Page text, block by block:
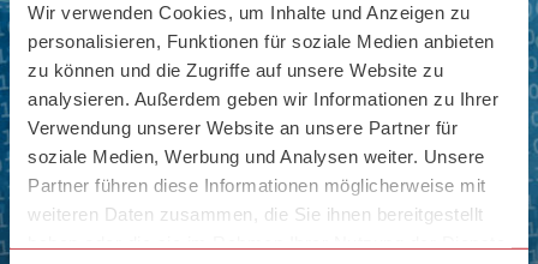
Wir verwenden Cookies, um Inhalte und Anzeigen zu
personalisieren, Funktionen für soziale Medien anbieten
zu können und die Zugriffe auf unsere Website zu
analysieren. Außerdem geben wir Informationen zu Ihrer
Verwendung unserer Website an unsere Partner für
soziale Medien, Werbung und Analysen weiter. Unsere
Partner führen diese Informationen möglicherweise mit
weiteren Daten zusammen, die Sie ihnen bereitgestellt